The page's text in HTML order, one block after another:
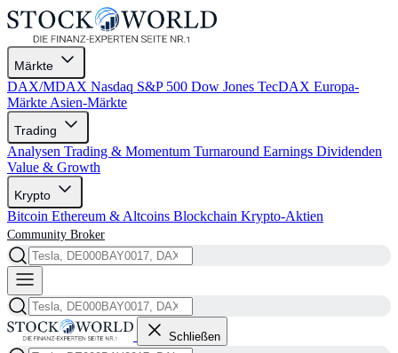
Märkte
DAX/MDAX Nasdaq S&P 500 Dow Jones TecDAX Europa-
Märkte Asien-Märkte
Trading
Analysen Trading & Momentum Turnaround Earnings Dividenden
Value & Growth
Krypto
Bitcoin Ethereum & Altcoins Blockchain Krypto-Aktien
Community Broker
Schließen